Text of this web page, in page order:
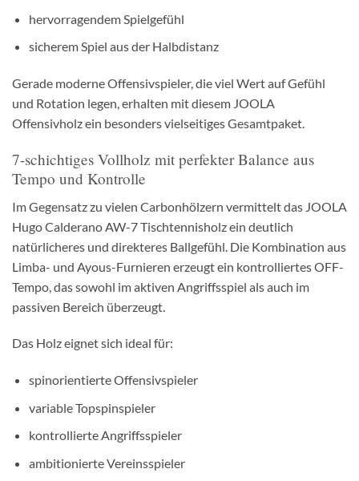
hervorragendem Spielgefühl
sicherem Spiel aus der Halbdistanz
Gerade moderne Offensivspieler, die viel Wert auf Gefühl
und Rotation legen, erhalten mit diesem JOOLA
Offensivholz ein besonders vielseitiges Gesamtpaket.
7-schichtiges Vollholz mit perfekter Balance aus
Tempo und Kontrolle
Im Gegensatz zu vielen Carbonhölzern vermittelt das JOOLA
Hugo Calderano AW-7 Tischtennisholz ein deutlich
natürlicheres und direkteres Ballgefühl. Die Kombination aus
Limba- und Ayous-Furnieren erzeugt ein kontrolliertes OFF-
Tempo, das sowohl im aktiven Angriffsspiel als auch im
passiven Bereich überzeugt.
Das Holz eignet sich ideal für:
spinorientierte Offensivspieler
variable Topspinspieler
kontrollierte Angriffsspieler
ambitionierte Vereinsspieler